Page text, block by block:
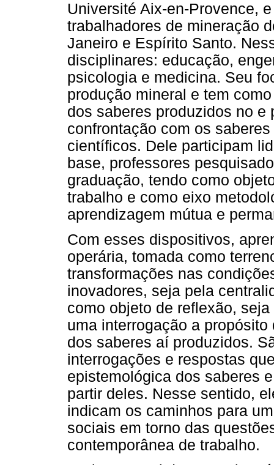
Université Aix-en-Provence,
trabalhadores de mineração
Janeiro e Espírito Santo.
disciplinares: educação,
psicologia e medicina. Seu
produção mineral e tem
dos saberes produzidos no
confrontação com os
científicos. Dele participam
base, professores
graduação, tendo como
trabalho e como eixo
aprendizagem mútua e
Com esses dispositivos,
operária, tomada como
transformações nas
inovadores, seja pela
como objeto de reflexão,
uma interrogação a
dos saberes aí produzidos.
interrogações e respostas
epistemológica dos saberes
partir deles. Nesse sentido,
indicam os caminhos para
sociais em torno das
contemporânea de trabalho.